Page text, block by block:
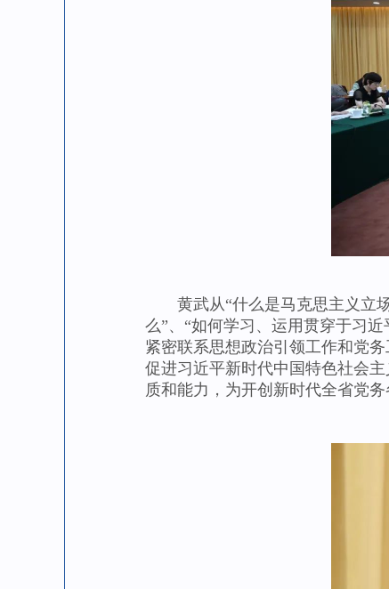
黄武从“什么是马克思主义立场
么”、“如何学习、运用贯穿于习
紧密联系思想政治引领工作和党
促进习近平新时代中国特色社会
质和能力，为开创新时代全省党务